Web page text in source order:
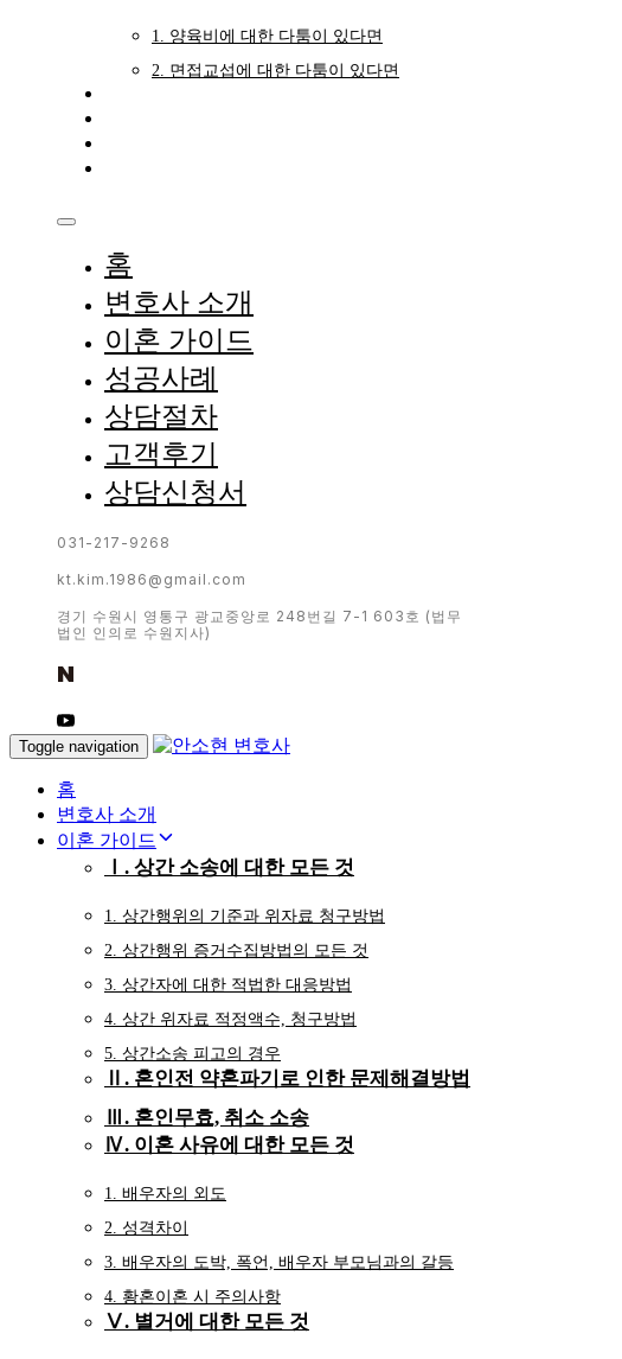
1. 양육비에 대한 다툼이 있다면
2. 면접교섭에 대한 다툼이 있다면
홈
변호사 소개
이혼 가이드
성공사례
상담절차
고객후기
상담신청서
031-217-9268
kt.kim.1986@gmail.com
경기 수원시 영통구 광교중앙로 248번길 7-1 603호 (법무
법인 인의로 수원지사)
Toggle navigation
홈
변호사 소개
이혼 가이드
Ⅰ. 상간 소송에 대한 모든 것
1. 상간행위의 기준과 위자료 청구방법
2. 상간행위 증거수집방법의 모든 것
3. 상간자에 대한 적법한 대응방법
4. 상간 위자료 적정액수, 청구방법
5. 상간소송 피고의 경우
Ⅱ. 혼인전 약혼파기로 인한 문제해결방법
Ⅲ. 혼인무효, 취소 소송
Ⅳ. 이혼 사유에 대한 모든 것
1. 배우자의 외도
2. 성격차이
3. 배우자의 도박, 폭언, 배우자 부모님과의 갈등
4. 황혼이혼 시 주의사항
Ⅴ. 별거에 대한 모든 것